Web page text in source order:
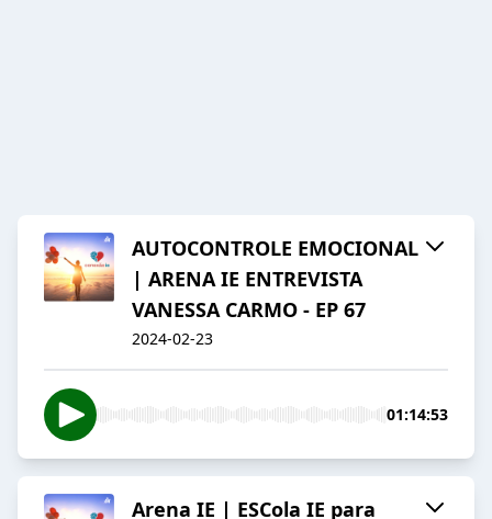
AUTOCONTROLE EMOCIONAL
| ARENA IE ENTREVISTA
VANESSA CARMO - EP 67
2024-02-23
01:14:53
Arena IE | ESCola IE para